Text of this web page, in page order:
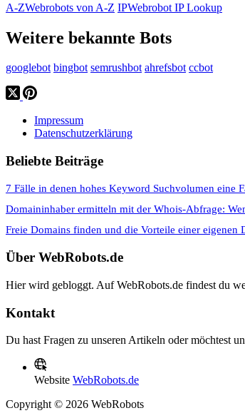
A-ZWebrobots von A-Z IPWebrobot IP Lookup
Weitere bekannte Bots
googlebot bingbot semrushbot ahrefsbot ccbot
Impressum
Datenschutzerklärung
Beliebte Beiträge
7 Fälle in denen hohes Keyword Suchvolumen eine
Domaininhaber ermitteln mit der Whois-Abfrage:
Freie Domains finden und die Vorteile einer eigenen
Über WebRobots.de
Hier wird gebloggt. Auf WebRobots.de findest du
Kontakt
Du hast Fragen zu unseren Artikeln oder möchtest
Website WebRobots.de
Copyright © 2026 WebRobots